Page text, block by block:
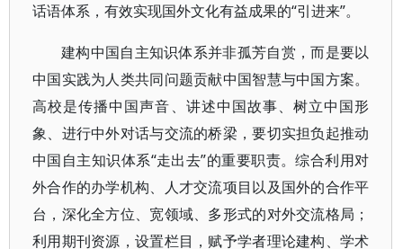
话语体系，有效实现国外文化有益成果的“引进来”。
建构中国自主知识体系并非孤芳自赏，而是要以
中国实践为人类共同问题贡献中国智慧与中国方案。
高校是传播中国声音、讲述中国故事、树立中国形
象、进行中外对话与交流的桥梁，要切实担负起推动
中国自主知识体系“走出去”的重要职责。综合利用对
外合作的办学机构、人才交流项目以及国外的合作平
台，深化全方位、宽领域、多形式的对外交流格局；
利用期刊资源，设置栏目，赋予学者理论建构、学术